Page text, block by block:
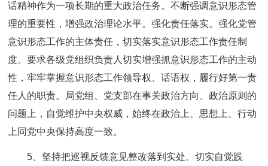
话精神作为一项长期的重大政治任务。不断强调意识形态管
理的重要性，增强政治理论水平。强化责任落实。强化党管
意识形态工作的主体责任，切实落实意识形态工作责任制
度。要求各级党组织负责人切实增强抓意识形态工作的主动
性，牢牢掌握意识形态工作领导权、话语权，履行好第一责
任人的职责。局党组、党支部在事关政治方向、政治原则的
问题上，自觉维护中央权威，始终在政治上、思想上、行动
上同党中央保持高度一致。
5、坚持把巡视反馈意见整改落到实处。切实自觉践